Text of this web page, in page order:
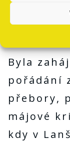
výstavbu
Byla
pořádání
přebory,
májové
kdy v